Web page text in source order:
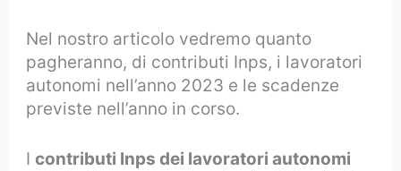
Nel nostro articolo vedremo quanto
pagheranno, di contributi Inps, i lavoratori
autonomi nell’anno 2023 e le scadenze
previste nell’anno in corso.
Icontributi Inps dei lavoratori autonomi